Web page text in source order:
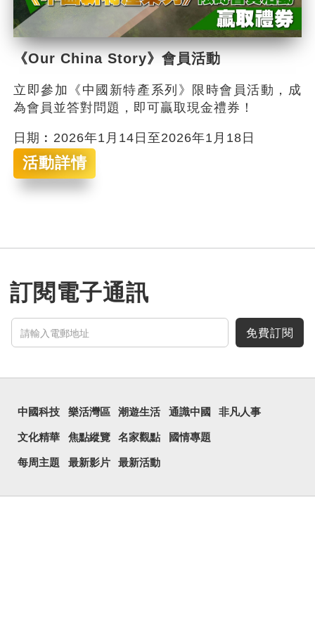
《Our China Story》會員活動
立即參加《中國新特產系列》限時會員活動，成
為會員並答對問題，即可贏取現金禮券！
日期︰2026年1月14日至2026年1月18日
活動詳情
訂閱電子通訊
免費訂閱
中國科技 樂活灣區 潮遊生活 通識中國 非凡人事
文化精華 焦點縱覽 名家觀點 國情專題
每周主題 最新影片 最新活動